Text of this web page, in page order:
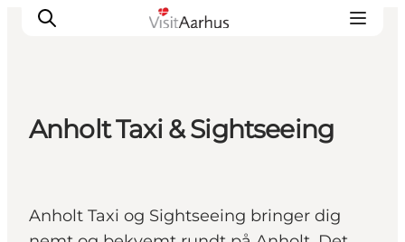
Byer og steder
Planlæg ferien
Anholt Taxi & Sightseeing
Anholt Taxi og Sightseeing bringer dig